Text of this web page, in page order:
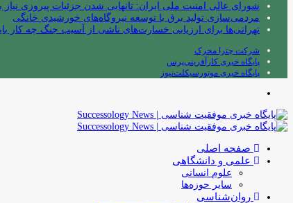
شورای عالی امنیت ملی ایران: تانهایی شدن جزئیات پیروزی
مردمی‌سازی تولید برق با توسعه نیروگاه‌های خورشیدی خانگی
تهرانی‌ها برای ارزیابی خسارت‌های ناشی از آسیب جنگ چه کار
شرکت چترا محرک
پایگاه خبری کارآفرینی‌پرس
پایگاه خبری موتورسیکلت‌نیوز
صفحه اصلی
علمی و دانشگاهی
علوم انسانی
سایر حوزه‌ها
روان‌شناسی